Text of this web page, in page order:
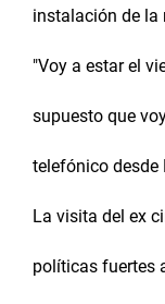
instalación de la
"Voy a estar el
supuesto que
telefónico desde
La visita del ex
políticas fuertes